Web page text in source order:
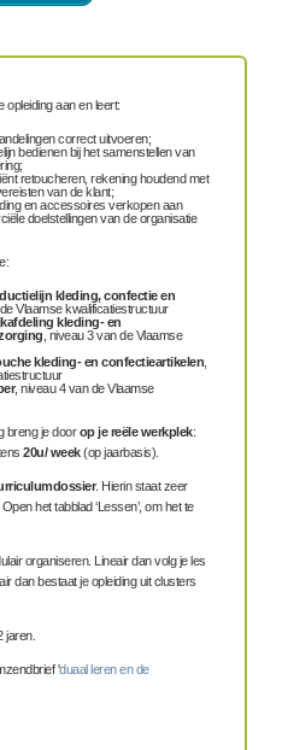
aan en leert:
correct uitvoeren;
bedienen bij het samenstellen van
retoucheren, rekening houdend met
van de klant;
en accessoires verkopen aan
doelstellingen van de organisatie
kleding, confectie en
de Vlaamse kwalificatiestructuur
kleding- en
, niveau 3 van de Vlaamse
kleding- en confectieartikelen
, niveau 4 van de Vlaamse
breng je doorop je reële werkplek:
20u/ week(op jaarbasis).
. Hierin staat zeer
het tabblad ‘Lessen’, om het te
organiseren. Lineair dan volg je les
dan bestaat je opleiding uit clusters
jaren.
'duaal leren en de